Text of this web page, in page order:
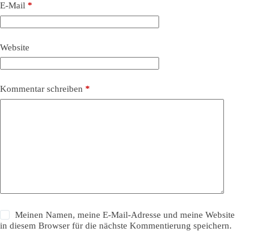
E-Mail *
Website
Kommentar schreiben *
Meinen Namen, meine E-Mail-Adresse und meine Website
in diesem Browser für die nächste Kommentierung speichern.